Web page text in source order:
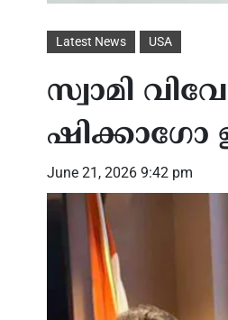
Latest News USA
സ്വാമി
ഷിക്കാഗോ
June 21, 2026 9:42 pm